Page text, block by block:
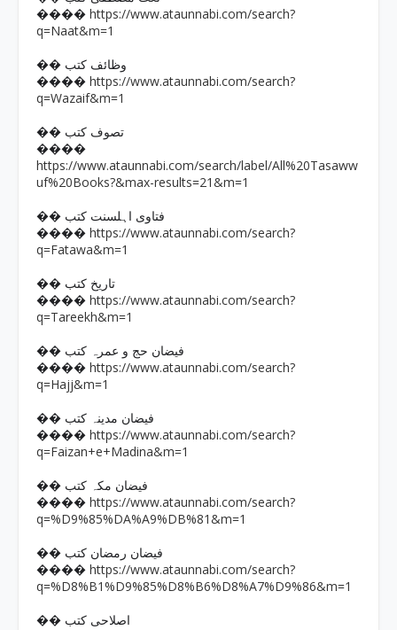
���� https://www.ataunnabi.com/search?
q=Naat&m=1
�� وظائف کتب
���� https://www.ataunnabi.com/search?
q=Wazaif&m=1
�� تصوف کتب
����
https://www.ataunnabi.com/search/label/All%20Tasaww
uf%20Books?&max-results=21&m=1
�� فتاوی اہلسنت کتب
���� https://www.ataunnabi.com/search?
q=Fatawa&m=1
�� تاریخ کتب
���� https://www.ataunnabi.com/search?
q=Tareekh&m=1
�� فیضان حج و عمرہ کتب
���� https://www.ataunnabi.com/search?
q=Hajj&m=1
�� فیضان مدینہ کتب
���� https://www.ataunnabi.com/search?
q=Faizan+e+Madina&m=1
�� فیضان مکہ کتب
���� https://www.ataunnabi.com/search?
q=%D9%85%DA%A9%DB%81&m=1
�� فیضان رمضان کتب
���� https://www.ataunnabi.com/search?
q=%D8%B1%D9%85%D8%B6%D8%A7%D9%86&m=1
�� اصلاحی کتب